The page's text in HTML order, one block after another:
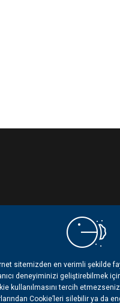
sitemizden en verimli şekilde
deneyiminizi geliştirebilmek
kullanılmasını tercih etmezseniz
Cookie’leri silebilir ya da